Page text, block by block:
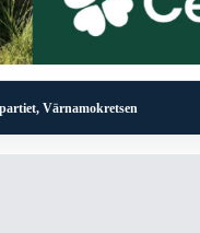
Värnamokretsen